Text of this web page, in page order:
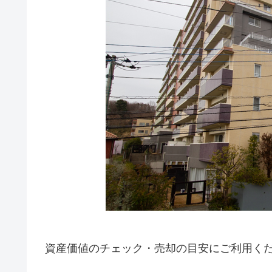
資産価値のチェック・売却の目安にご利用く